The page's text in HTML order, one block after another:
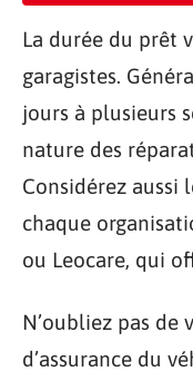
La durée du prêt
garagistes.
jours à plusieurs
nature des
Considérez aussi
chaque
ou Leocare, qui
N’oubliez pas de
d’assurance du